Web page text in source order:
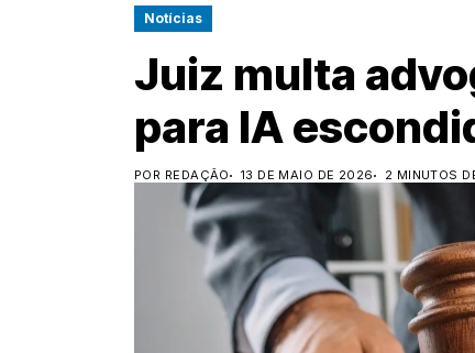
Notícias
Juiz multa
para IA
POR REDAÇÃO 13 DE MAIO DE 2026 2 MINUTOS